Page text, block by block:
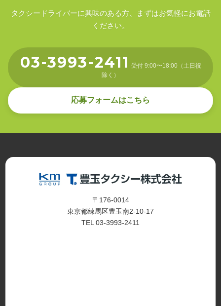
タクシードライバーに興味のある方、まずはお気軽にお電話
ください。
03-3993-2411 受付 9:00〜18:00（土日祝
除く）
応募フォームはこちら
〒176-0014
東京都練馬区豊玉南2-10-17
TEL 03-3993-2411